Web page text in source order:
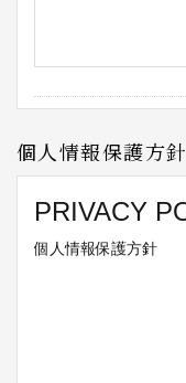
個人情報保護方針